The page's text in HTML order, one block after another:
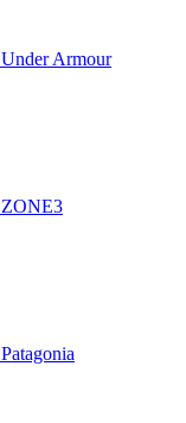
Under Armour
ZONE3
Patagonia